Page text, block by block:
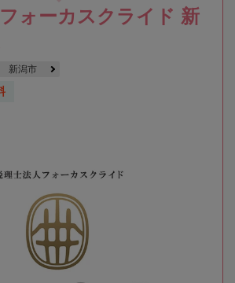
ォーカスクライド 新
新潟市